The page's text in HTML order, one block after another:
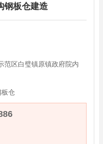
钢板仓建造
范区白璧镇原镇政府院内
仓